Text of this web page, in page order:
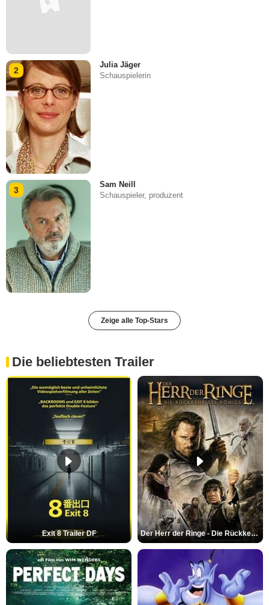
2
Julia Jäger
Schauspielerin
3
Sam Neill
Schauspieler, produzent
Zeige alle Top-Stars
Die beliebtesten Trailer
Exit 8 Trailer DF Der Herr der Ringe - Die Rückkehr des Königs Trailer OV